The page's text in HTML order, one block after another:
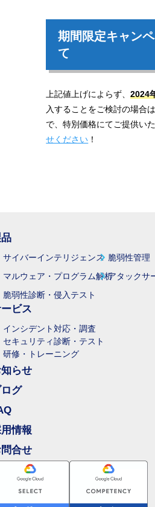
期間限定キャン
て
上記値上げによらず、2024
入することをご検討の場合
で、特別価格にてご提供い
せください ！
サイバーインテリジェンス
マルウェア・プログラム解析
脆弱性診断・侵入テスト
脆弱性管理
アタックサ
ビス
インシデント対応・調査
セキュリティ診断・テスト
研修・トレーニング
らせ
グ
情報
合せ